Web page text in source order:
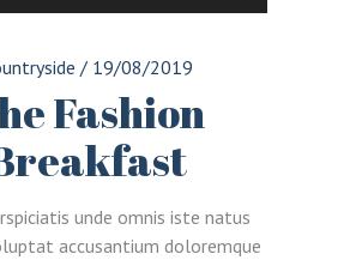
/ 19/08/2019
Fashion
unde omnis iste natus
accusantium doloremque